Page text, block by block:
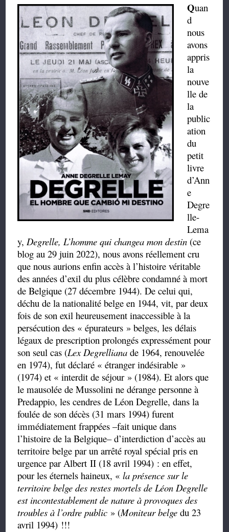
Quan
d
nous
avons
appris
la
nouve
lle de
la
public
ation
du
petit
livre
d’Ann
e
Degre
lle-
Lema
y,Degrelle, L’homme qui changea mon destin (ce
blog au 29 juin 2022), nous avons réellement cru
que nous aurions enfin accès à l’histoire véritable
des années d’exil du plus célèbre condamné à mort
de Belgique (27 décembre 1944). De celui qui,
déchu de la nationalité belge en 1944, vit, par deux
fois de son exil heureusement inaccessible à la
persécution des « épurateurs » belges, les délais
légaux de prescription prolongés expressément pour
son seul cas (Lex Degrelliana de 1964, renouvelée
en 1974), fut déclaré « étranger indésirable »
(1974) et « interdit de séjour » (1984). Et alors que
le mausolée de Mussolini ne dérange personne à
Predappio, les cendres de Léon Degrelle, dans la
foulée de son décès (31 mars 1994) furent
immédiatement frappées –fait unique dans
l’histoire de la Belgique– d’interdiction d’accès au
territoire belge par un arrêté royal spécial pris en
urgence par Albert II (18 avril 1994) : en effet,
pour les éternels haineux, «la présence sur le
territoire belge des restes mortels de Léon Degrelle
est incontestablement de nature à provoques des
troubles à l’ordre public » (Moniteur belge du 23
avril 1994) !!!